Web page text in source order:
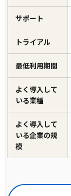
サポート
トライアル
最低利用期間
よく導入して
いる業種
よく導入して
いる企業の規
模